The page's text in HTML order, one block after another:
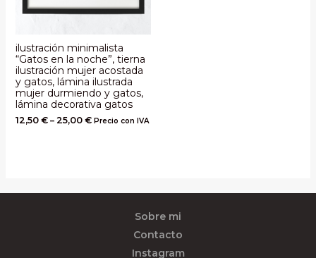
ilustración minimalista
“Gatos en la noche”, tierna
ilustración mujer acostada
y gatos, lámina ilustrada
mujer durmiendo y gatos,
lámina decorativa gatos
12,50 €– 25,00 € Precio con IVA
Sobre mi
Contacto
Instagram